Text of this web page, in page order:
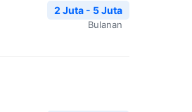
2 Juta - 5 Juta
Bulanan